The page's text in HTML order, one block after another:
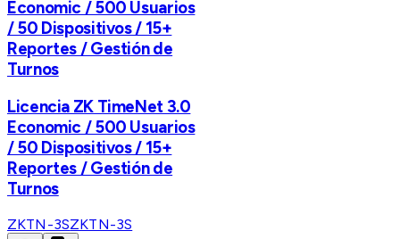
Economic / 500 Usuarios
/ 50 Dispositivos / 15+
Reportes / Gestión de
Turnos
Licencia ZK TimeNet 3.0
Economic / 500 Usuarios
/ 50 Dispositivos / 15+
Reportes / Gestión de
Turnos
ZKTN-3SZKTN-3S